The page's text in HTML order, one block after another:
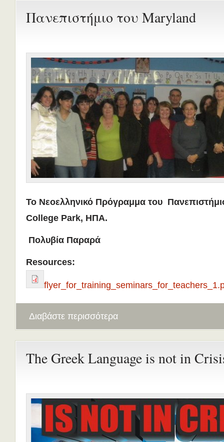
Πανεπιστήμιο του Maryland
Το Νεοελληνικό Πρόγραμμα του Πανεπ
College Park, ΗΠΑ.
Πολυβία Παραρά
Resources:
Διαβάστε περισσότερα
The Greek Language is not in